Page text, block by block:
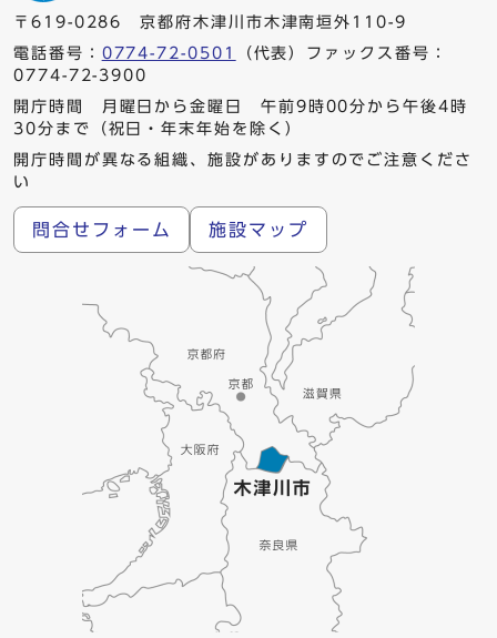
〒619-0286 京都府木津川市木津南垣外110-9
電話番号： 0774-72-0501
（代表）ファックス番号：
0774-72-3900
開庁時間 月曜日から金曜日 午前9時00分から午後4時
30分まで（祝日・年末年始を除く）
開庁時間が異なる組織、施設がありますのでご注意くださ
い
問合せフォーム 施設マップ